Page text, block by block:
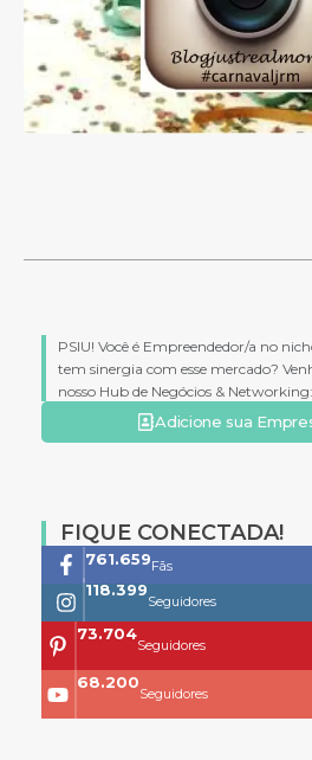
PSIU! Você é Empreendedor/a no
tem sinergia com esse mercado?
nosso Hub de Negócios & Networking:
Adicione sua
FIQUE CONECTADA!
761.659Fãs
118.399
Seguidores
73.704
Seguidores
68.200
Seguidores